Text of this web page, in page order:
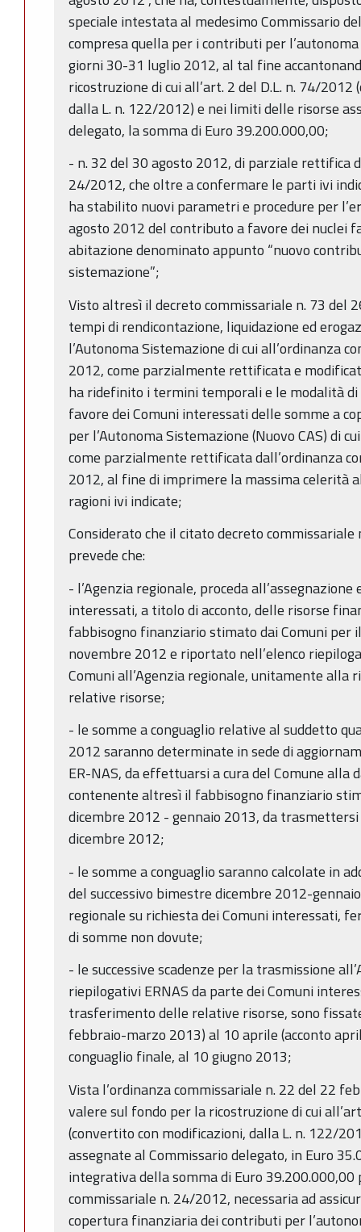
speciale intestata al medesimo Commissario
compresa quella per i contributi per
giorni 30-31 luglio 2012, al tal fine
ricostruzione di cui all’art. 2 del D.L. n. 74/
dalla L. n. 122/2012) e nei limiti delle risorse
delegato, la somma di Euro 39.200.000,00;
- n. 32 del 30 agosto 2012, di parziale rettifica
24/2012, che oltre a confermare le parti ivi
ha stabilito nuovi parametri e procedure per
agosto 2012 del contributo a favore dei nuclei
abitazione denominato appunto “nuovo
sistemazione”;
Visto altresì il decreto commissariale n. 73 del
tempi di rendicontazione, liquidazione ed
l’Autonoma Sistemazione di cui all’ordinanza
2012, come parzialmente rettificata e
ha ridefinito i termini temporali e le modalità di
favore dei Comuni interessati delle somme a
per l’Autonoma Sistemazione (Nuovo CAS) di
come parzialmente rettificata dall’ordinanza
2012, al fine di imprimere la massima celerità
ragioni ivi indicate;
Considerato che il citato decreto
prevede che:
- l’Agenzia regionale, proceda
interessati, a titolo di acconto, delle risorse
fabbisogno finanziario stimato dai Comuni per
novembre 2012 e riportato nell’elenco
Comuni all’Agenzia regionale, unitamente
relative risorse;
- le somme a conguaglio relative al suddetto
2012 saranno determinate in sede di
ER-NAS, da effettuarsi a cura del Comune alla
contenente altresì il fabbisogno finanziario
dicembre 2012 - gennaio 2013, da
dicembre 2012;
- le somme a conguaglio saranno calcolate in
del successivo bimestre dicembre 2012-
regionale su richiesta dei Comuni interessati,
di somme non dovute;
- le successive scadenze per la trasmissione
riepilogativi ERNAS da parte dei Comuni
trasferimento delle relative risorse, sono
febbraio-marzo 2013) al 10 aprile (acconto
conguaglio finale, al 10 giugno 2013;
Vista l’ordinanza commissariale n. 22 del 22
valere sul fondo per la ricostruzione di cui
(convertito con modificazioni, dalla L. n. 122/
assegnate al Commissario delegato, in Euro
integrativa della somma di Euro
commissariale n. 24/2012, necessaria ad
copertura finanziaria dei contributi per